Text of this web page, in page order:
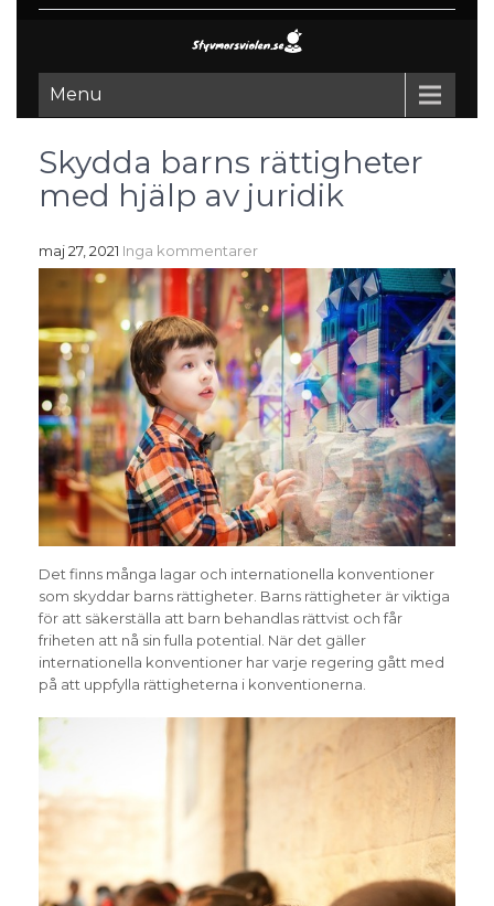
Menu
Skydda barns rättigheter
med hjälp av juridik
maj 27, 2021 Inga kommentarer
Det finns många lagar och internationella konventioner
som skyddar barns rättigheter. Barns rättigheter är viktiga
för att säkerställa att barn behandlas rättvist och får
friheten att nå sin fulla potential. När det gäller
internationella konventioner har varje regering gått med
på att uppfylla rättigheterna i konventionerna.